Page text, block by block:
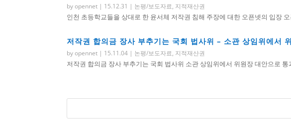
byopennet | 15.12.31 | 논평/보도자료, 지적재산권
인천 초등학교들을 상대로 한 윤서체 저작권 침해 주장에 대한 오픈넷의 입장
저작권 합의금 장사 부추기는 국회 법사위 – 소관 상임위에서
byopennet | 15.11.04 | 논평/보도자료, 지적재산권
저작권 합의금 장사 부추기는 국회 법사위 소관 상임위에서 위원장 대안으로